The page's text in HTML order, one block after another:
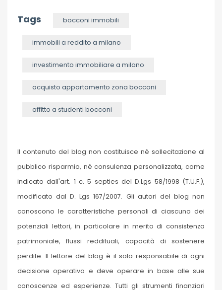
Tags bocconi immobili
immobili a reddito a milano
investimento immobiliare a milano
acquisto appartamento zona bocconi
affitto a studenti bocconi
Il contenuto del blog non costituisce nè sollecitazione al
pubblico risparmio, nè consulenza personalizzata, come
indicato dall'art. 1 c. 5 septies del D.Lgs 58/1998 (T.U.F.),
modificato dal D. Lgs 167/2007. Gli autori del blog non
conoscono le caratteristiche personali di ciascuno dei
potenziali lettori, in particolare in merito di consistenza
patrimoniale, flussi reddituali, capacità di sostenere
perdite. Il lettore del blog è il solo responsabile di ogni
decisione operativa e deve operare in base alle sue
conoscenze ed esperienze. Tutti gli strumenti finanziari